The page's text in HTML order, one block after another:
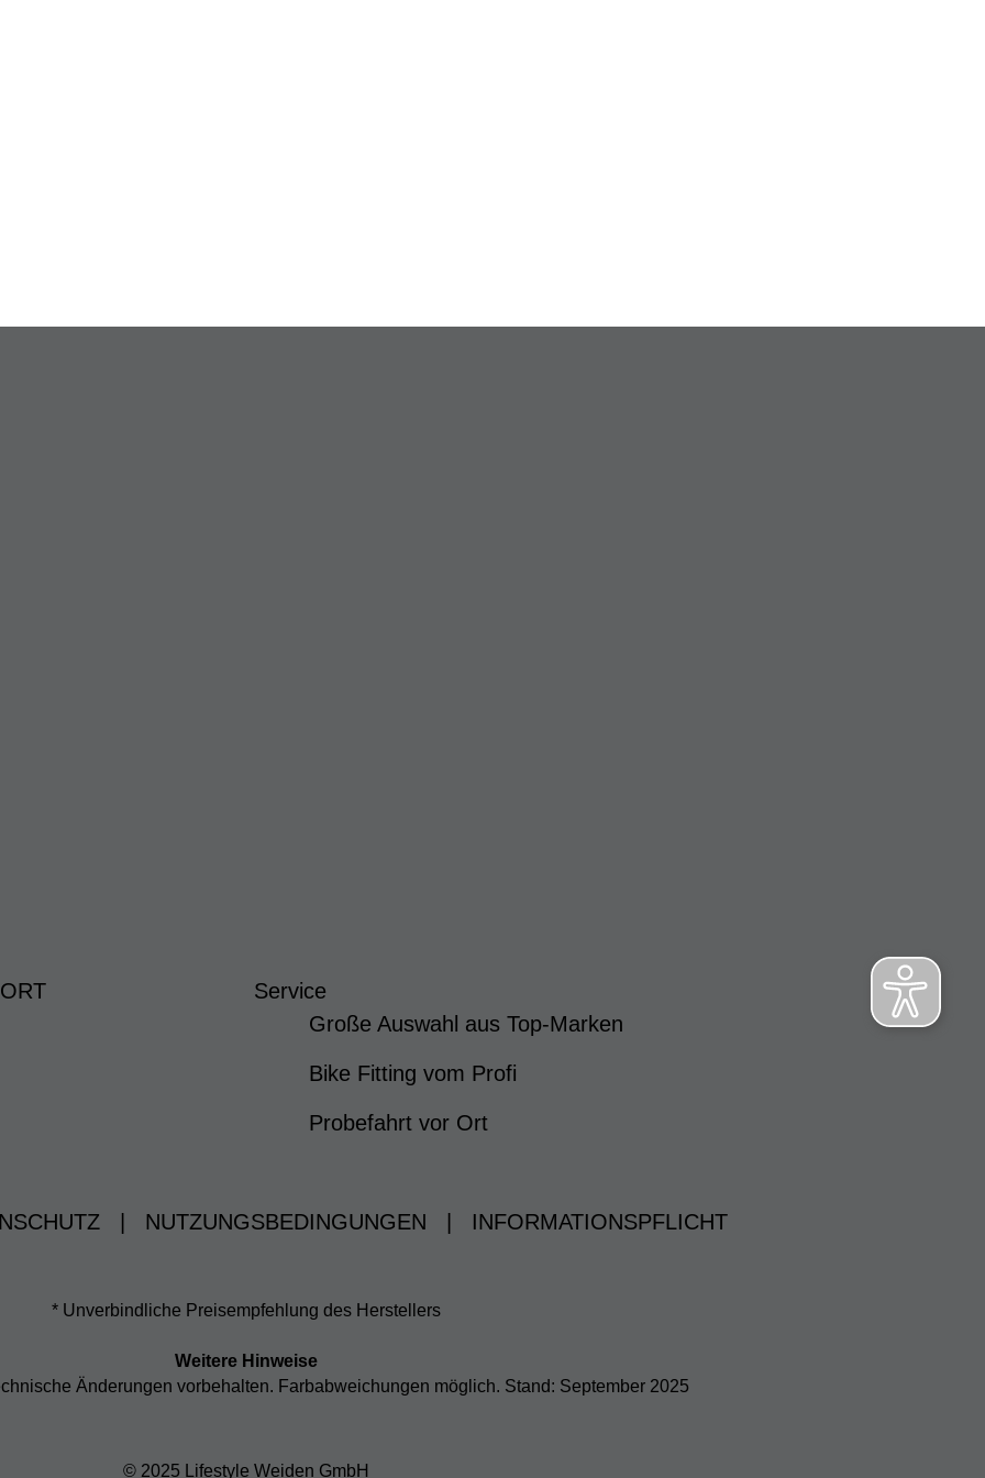
Service
Große Auswahl aus Top-Marken
Bike Fitting vom Profi
Probefahrt vor Ort
NUTZUNGSBEDINGUNGEN INFORMATIONSPFLICHT
* Unverbindliche Preisempfehlung des Herstellers
Weitere Hinweise
Änderungen vorbehalten. Farbabweichungen möglich. Stand: September 2025
© 2025 Lifestyle Weiden GmbH